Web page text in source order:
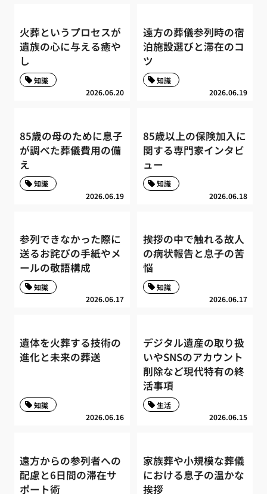
火葬というプロセスが
遺族の心に与える癒や
し
2026.06.20
知識
遠方の葬儀参列時の宿
泊施設選びと滞在のコ
ツ
2026.06.19
知識
85歳の母のために息子
が調べた葬儀費用の備
え
2026.06.19
知識
85歳以上の保険加入に
関する専門家インタビ
ュー
2026.06.18
知識
参列できなかった際に
送るお詫びの手紙やメ
ールの敬語構成
2026.06.17
知識
挨拶の中で触れる故人
の病状報告と息子の苦
悩
2026.06.17
知識
遺体を火葬する技術の
進化と未来の葬送
2026.06.16
知識
デジタル遺産の取り扱
いやSNSのアカウント
削除など現代特有の終
活事項
2026.06.15
生活
遠方からの参列者への
配慮と6日間の滞在サ
ポート術
家族葬や小規模な葬儀
における息子の温かな
挨拶